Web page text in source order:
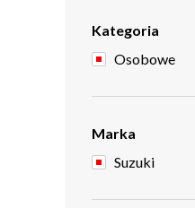
Kategoria
Osobowe
Marka
Suzuki